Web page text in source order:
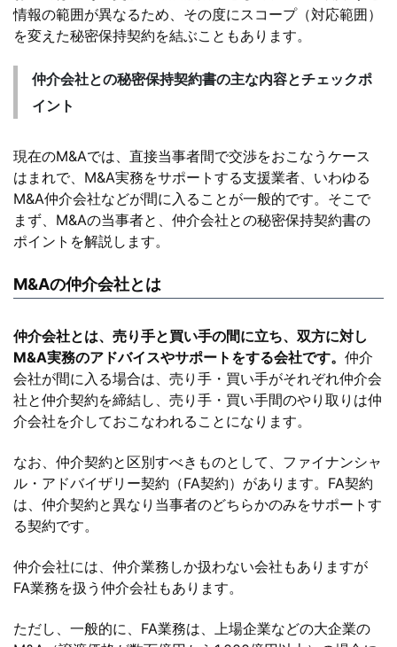
情報の範囲が異なるため、その度にスコープ（対応範囲）
を変えた秘密保持契約を結ぶこともあります。
仲介会社との秘密保持契約書の主な内容とチェックポ
イント
現在のM&Aでは、直接当事者間で交渉をおこなうケース
はまれで、M&A実務をサポートする支援業者、いわゆる
M&A仲介会社などが間に入ることが一般的です。そこで
まず、M&Aの当事者と、仲介会社との秘密保持契約書の
ポイントを解説します。
M&Aの仲介会社とは
仲介会社とは、売り手と買い手の間に立ち、双方に対し
M&A実務のアドバイスやサポートをする会社です。 仲介
会社が間に入る場合は、売り手・買い手がそれぞれ仲介会
社と仲介契約を締結し、売り手・買い手間のやり取りは仲
介会社を介しておこなわれることになります。
なお、仲介契約と区別すべきものとして、ファイナンシャ
ル・アドバイザリー契約（FA契約）があります。FA契約
は、仲介契約と異なり当事者のどちらかのみをサポートす
る契約です。
仲介会社には、仲介業務しか扱わない会社もありますが
FA業務を扱う仲介会社もあります。
ただし、一般的に、FA業務は、上場企業などの大企業の